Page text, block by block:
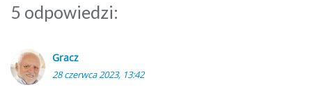
5 odpowiedzi:
Gracz
28 czerwca 2023, 13:42